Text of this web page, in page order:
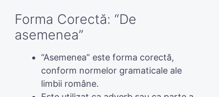
Forma Corectă: “De
asemenea”
“Asemenea” este forma corectă,
conform normelor gramaticale ale
limbii române.